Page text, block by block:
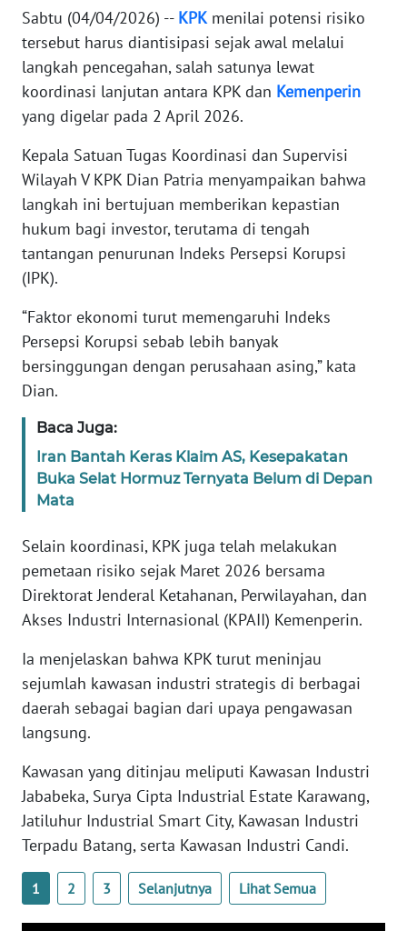
Sabtu (04/04/2026) -- KPKmenilai potensi risiko
tersebut harus diantisipasi sejak awal melalui
langkah pencegahan, salah satunya lewat
koordinasi lanjutan antara KPK dan Kemenperin
yang digelar pada 2 April 2026.
Kepala Satuan Tugas Koordinasi dan Supervisi
Wilayah V KPK Dian Patria menyampaikan bahwa
langkah ini bertujuan memberikan kepastian
hukum bagi investor, terutama di tengah
tantangan penurunan Indeks Persepsi Korupsi
(IPK).
“Faktor ekonomi turut memengaruhi Indeks
Persepsi Korupsi sebab lebih banyak
bersinggungan dengan perusahaan asing,” kata
Dian.
Baca Juga:
Iran Bantah Keras Klaim AS, Kesepakatan
Buka Selat Hormuz Ternyata Belum di Depan
Mata
Selain koordinasi, KPK juga telah melakukan
pemetaan risiko sejak Maret 2026 bersama
Direktorat Jenderal Ketahanan, Perwilayahan, dan
Akses Industri Internasional (KPAII) Kemenperin.
Ia menjelaskan bahwa KPK turut meninjau
sejumlah kawasan industri strategis di berbagai
daerah sebagai bagian dari upaya pengawasan
langsung.
Kawasan yang ditinjau meliputi Kawasan Industri
Jababeka, Surya Cipta Industrial Estate Karawang,
Jatiluhur Industrial Smart City, Kawasan Industri
Terpadu Batang, serta Kawasan Industri Candi.
1 2 3 Selanjutnya Lihat Semua
MEDIA
SIBER
REDAKSI
KARIR
DISCLAIMER
Wahana
News
Regional
SUMUT
WN
JAKARTA
WN
JABAR
WN
WN
NTT
KEPRI
WN
WN
PAPUA
BARAT
WN
RIAU
WN